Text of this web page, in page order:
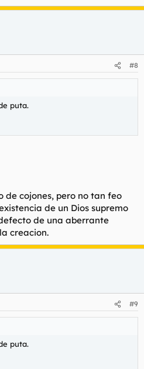
#8
puta.
de cojones, pero no tan feo
de un Dios supremo
de una aberrante
creacion.
#9
puta.